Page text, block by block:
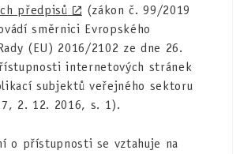
předpisů
(zákon č. 99/2019
směrnici Evropského
(EU) 2016/2102 ze dne 26.
internetových stránek
subjektů veřejného sektoru
2. 12. 2016, s. 1).
o přístupnosti se vztahuje na